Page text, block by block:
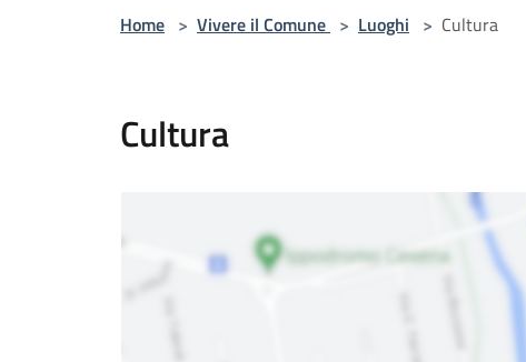
Home > Vivere il Comune > Luoghi > Cultura
Cultura